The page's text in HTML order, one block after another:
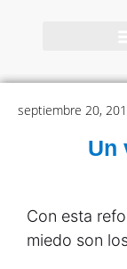
septiembre 20,
Un
Con esta
miedo son